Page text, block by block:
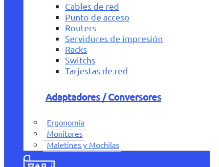
Cables de red
Punto de acceso
Routers
Servidores de impresión
Racks
Switchs
Tarjestas de red
Adaptadores / Conversores
Ergonomía
Monitores
Maletines y Mochilas